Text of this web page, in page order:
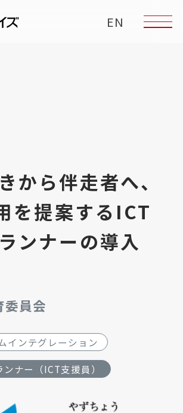
から伴走者へ、
を提案するICT
ンナーの導入
委員会
インテグレーション
ナー（ICT支援員）
EN